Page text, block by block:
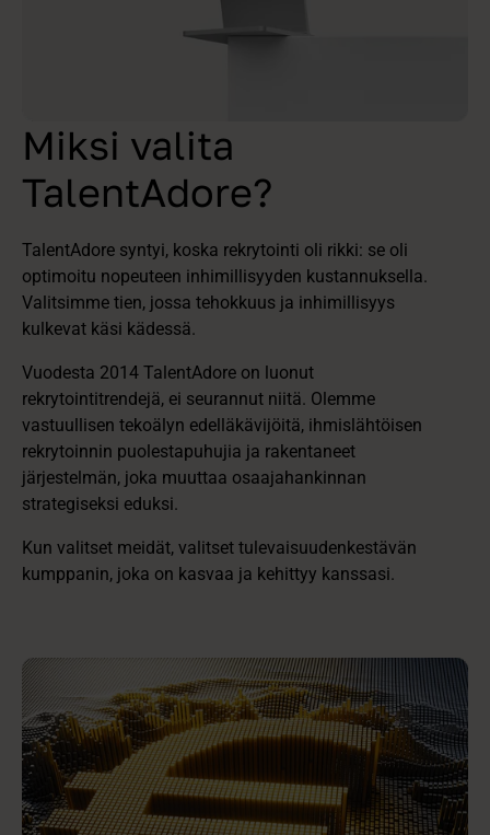
Miksi valita
TalentAdore?
TalentAdore syntyi, koska rekrytointi oli rikki: se oli
optimoitu nopeuteen inhimillisyyden kustannuksella.
Valitsimme tien, jossa tehokkuus ja inhimillisyys
kulkevat käsi kädessä.
Vuodesta 2014 TalentAdore on luonut
rekrytointitrendejä, ei seurannut niitä. Olemme
vastuullisen tekoälyn edelläkävijöitä, ihmislähtöisen
rekrytoinnin puolestapuhujia ja rakentaneet
järjestelmän, joka muuttaa osaajahankinnan
strategiseksi eduksi.
Kun valitset meidät, valitset tulevaisuudenkestävän
kumppanin, joka on kasvaa ja kehittyy kanssasi.